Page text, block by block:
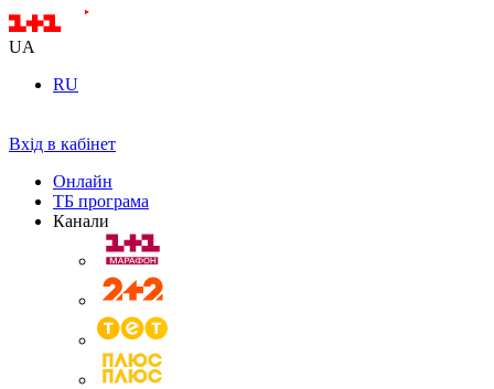
UA
RU
Вхід в кабінет
Онлайн
ТБ програма
Канали